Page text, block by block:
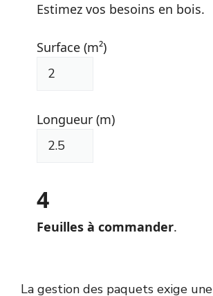
Estimez vos besoins en bois.
Surface (m²)
Longueur (m)
4
Feuilles à commander.
La gestion des paquets exige une